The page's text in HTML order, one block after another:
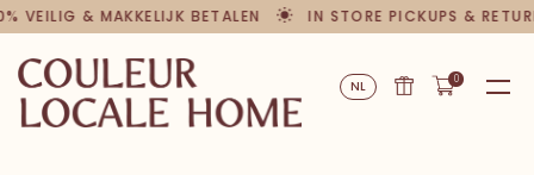
VEILIG & MAKKELIJK BETALEN IN STORE PICKUPS &
NL 0